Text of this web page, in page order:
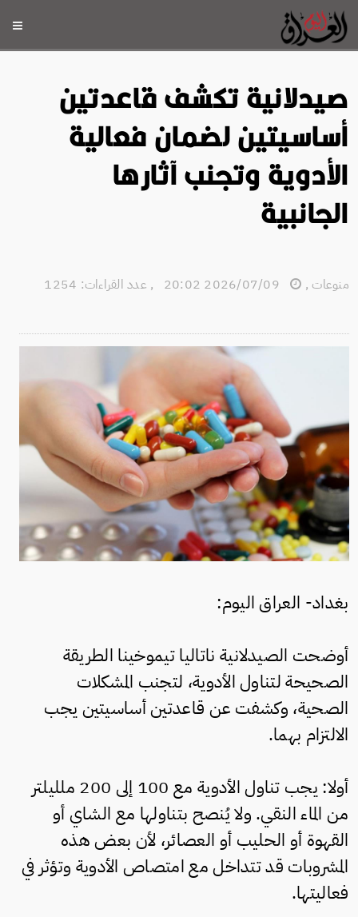
صيدلانية تكشف قاعدتين
أساسيتين لضمان فعالية
الأدوية وتجنب آثارها
الجانبية
منوعات ,
, عدد القراءات: 1254
بغداد- العراق اليوم:
أوضحت الصيدلانية ناتاليا تيموخينا الطريقة
الصحيحة لتناول الأدوية، لتجنب المشكلات
الصحية، وكشفت عن قاعدتين أساسيتين يجب
الالتزام بهما.
أولا: يجب تناول الأدوية مع 100 إلى 200 ملليلتر
من الماء النقي. ولا يُنصح بتناولها مع الشاي أو
القهوة أو الحليب أو العصائر، لأن بعض هذه
المشروبات قد تتداخل مع امتصاص الأدوية وتؤثر في
فعاليتها.